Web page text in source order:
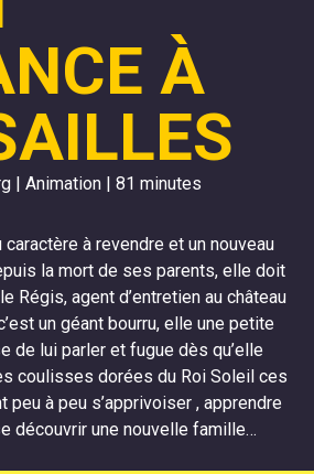
À
| Animation | 81 minutes
à revendre et un nouveau
la mort de ses parents, elle doit
Régis, agent d’entretien au château
un géant bourru, elle une petite
de lui parler et fugue dès qu’elle
coulisses dorées du Roi Soleil ces
peu à peu s’apprivoiser , apprendre
découvrir une nouvelle famille…